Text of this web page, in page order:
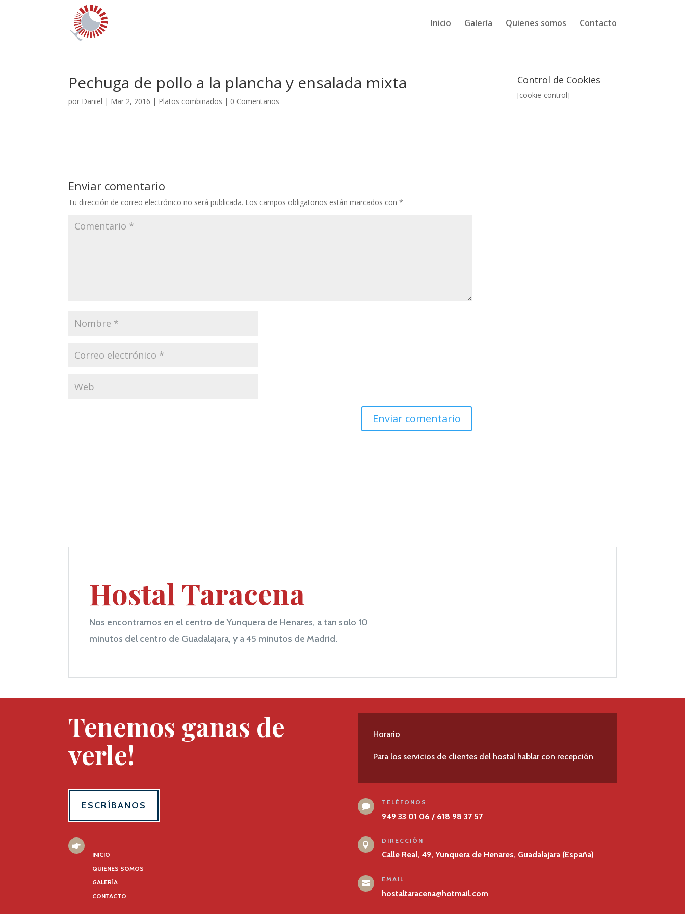
Inicio Galería Quienes somos Contacto
Pechuga de pollo a la plancha y ensalada mixta
por Daniel | Mar 2, 2016 | Platos combinados | 0 Comentarios
Enviar comentario
Tu dirección de correo electrónico no será publicada. Los campos obligatorios están marcados con*
Control de Cookies
[cookie-control]
Hostal Taracena
Nos encontramos en el centro de Yunquera de Henares, a tan solo 10
minutos del centro de Guadalajara, y a 45 minutos de Madrid.
Tenemos ganas de
verle!
ESCRÍBANOS

INICIO
QUIENES SOMOS
GALERÍA
CONTACTO
Horario
Para los servicios de clientes del hostal hablar con recepción

TELÉFONOS
949 33 01 06 / 618 98 37 57

DIRECCIÓN
Calle Real, 49, Yunquera de Henares, Guadalajara (España)

EMAIL
hostaltaracena@hotmail.com